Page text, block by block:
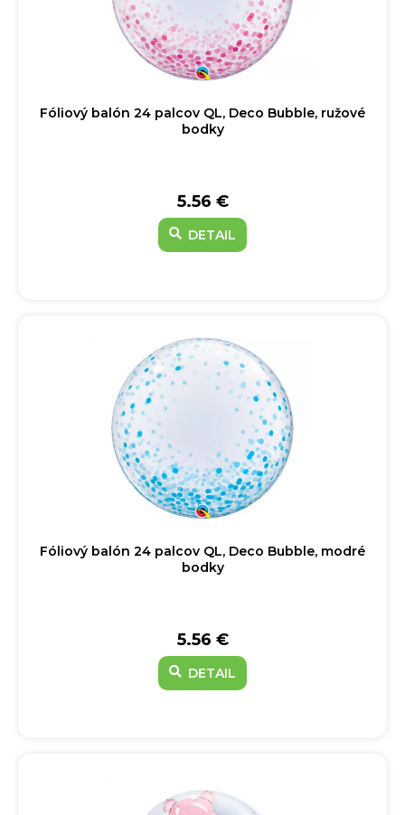
Fóliový balón 24 palcov QL, Deco Bubble, ružové
bodky
5.56 €
DETAIL
Fóliový balón 24 palcov QL, Deco Bubble, modré
bodky
5.56 €
DETAIL